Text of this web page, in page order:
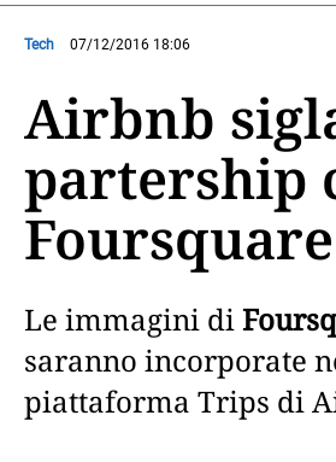
Tech 07/12/2016 18:06
Airbnb
partership
Foursquare
Le immagini di
saranno incorporate
piattaforma Trips di